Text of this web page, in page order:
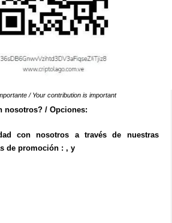
/ Your contribution is important
nosotros? / Opciones:
con nosotros a través de nuestras
de promoción : , y